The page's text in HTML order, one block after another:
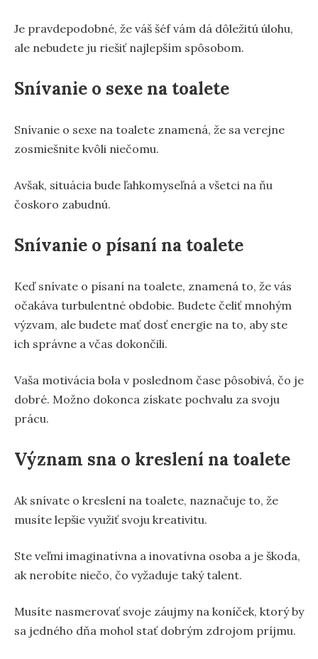
Je pravdepodobné, že váš šéf vám dá dôležitú úlohu,
ale nebudete ju riešiť najlepším spôsobom.
Snívanie o sexe na toalete
Snívanie o sexe na toalete znamená, že sa verejne
zosmiešnite kvôli niečomu.
Avšak, situácia bude ľahkomyseľná a všetci na ňu
čoskoro zabudnú.
Snívanie o písaní na toalete
Keď snívate o písaní na toalete, znamená to, že vás
očakáva turbulentné obdobie. Budete čeliť mnohým
výzvam, ale budete mať dosť energie na to, aby ste
ich správne a včas dokončili.
Vaša motivácia bola v poslednom čase pôsobivá, čo je
dobré. Možno dokonca získate pochvalu za svoju
prácu.
Význam sna o kreslení na toalete
Ak snívate o kreslení na toalete, naznačuje to, že
musíte lepšie využiť svoju kreativitu.
Ste veľmi imaginatívna a inovatívna osoba a je škoda,
ak nerobíte niečo, čo vyžaduje taký talent.
Musíte nasmerovať svoje záujmy na koníček, ktorý by
sa jedného dňa mohol stať dobrým zdrojom príjmu.